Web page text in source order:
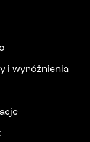
i wyróżnienia